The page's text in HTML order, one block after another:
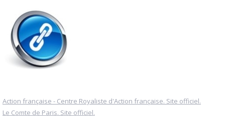
Action française - Centre Royaliste d'Action française. Site officiel.
Le Comte de Paris. Site officiel.